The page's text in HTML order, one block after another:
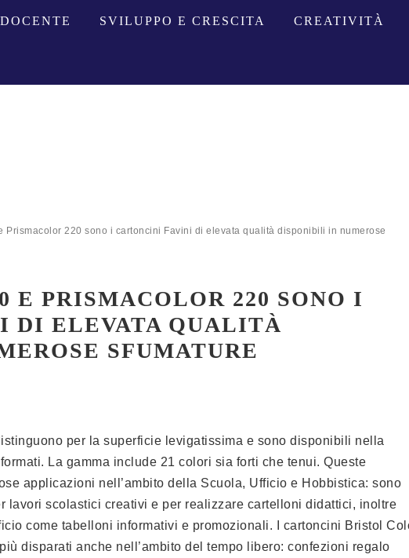
SVILUPPO E CRESCITA CREATIVITÀ
Prismacolor 220 sono i cartoncini Favini di elevata qualità disponibili in numerose
E PRISMACOLOR 220 SONO I
DI ELEVATA QUALITÀ
SFUMATURE
per la superficie levigatissima e sono disponibili nella
La gamma include 21 colori sia forti che tenui. Queste
applicazioni nell’ambito della Scuola, Ufficio e Hobbistica: sono
lavori scolastici creativi e per realizzare cartelloni didattici, inoltre
come tabelloni informativi e promozionali. I cartoncini Bristol
disparati anche nell’ambito del tempo libero: confezioni regalo